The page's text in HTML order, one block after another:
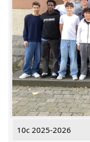
10c 2025-2026